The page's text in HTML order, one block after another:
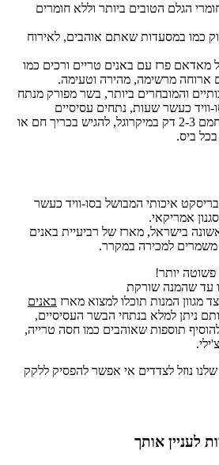
הגלם הטובים ביותר וללא חומרים
כמו במסעדות שאתם אוהבים, לאירוח
פרז עם באנים טריים ורכים כמו
ארוחה מרשימה, מהירה וטעימה.
והמובחרים ביותר, בשר מפורק מנתח
וויד כעשר שעות, נתחים עסיסיים
ואיכותיים, כל שנותר הוא לחמם 2-3 דק במיקרוגל, להגיש בכריך חם או
ביס.
איכותי המבושל בסו-וויד כעשר
אמריקאי.
בישראל, מארז של רביעיית באנים
משמרים למכירה במקרר.
פשוטה יותר!
מגוון המנות תוכלו למצוא מארז באנים
ניתן למלא בנתחי הבשר העסיסיים,
להוסיף תוספות שאוהבים כמו חסה טרייה,
נוזל לצדדים אי אפשר להפסיק ללקק
לעניין אותך